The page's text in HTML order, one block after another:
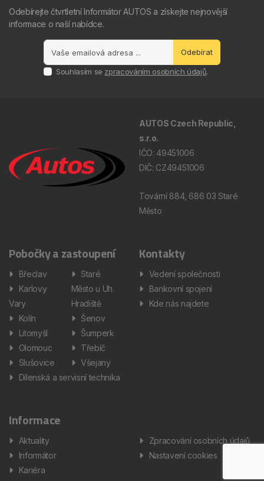
Odebírejte čtvrtletní Informátor AUTOS a získejte nejnovější
informace o naší nabídce.
Odebírat
Souhlasím se zpracováním osobních údajů.
AUTOS Czech Republic,
s.r.o.
IČO: 49451006
DIČ: CZ49451006
Tovární 884, 686 03 Staré
Město
Pobočky a zastoupení
Břeclav
Karlovy
Vary
Kolín
Litomyšl
Olomouc
Slušovice
Staré
Město u Uh.
Hradiště
Šenov
Šumperk
Třebíč
Všejany
Dílenská a servisní technika
Kontakty
Vedení společnosti
Bankovní spojení
Kde nás najdete
Informace
Aktuality
Informátor
Kariéra
Zpracování osobních údajů
Nastavení cookies